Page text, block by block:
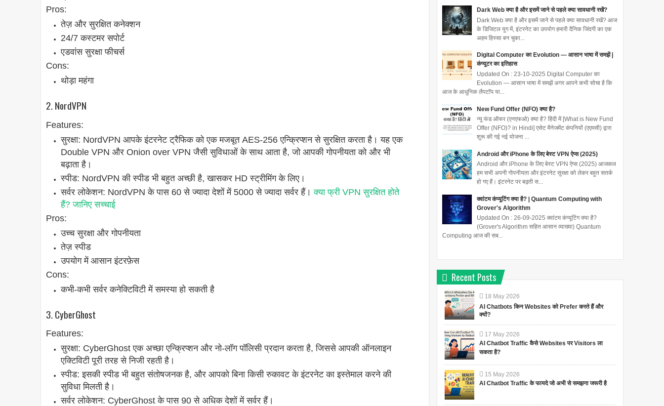
Pros:
तेज़ और सुरक्षित कनेक्शन
24/7 कस्टमर सपोर्ट
एडवांस सुरक्षा फीचर्स
Cons:
थोड़ा महंगा
2. NordVPN
Features:
सुरक्षा: NordVPN आपके इंटरनेट ट्रैफिक को एक मजबूत AES-256 एन्क्रिप्शन से सुरक्षित करता है। यह एक
Double VPN और Onion over VPN जैसी सुविधाओं के साथ आता है, जो आपकी गोपनीयता को और भी
बढ़ाता है।
स्पीड: NordVPN की स्पीड भी बहुत अच्छी है, खासकर HD स्ट्रीमिंग के लिए।
सर्वर लोकेशन: NordVPN के पास 60 से ज्यादा देशों में 5000 से ज्यादा सर्वर हैं।क्या फ्री VPN सुरक्षित होते
हैं? जानिए सच्चाई
Pros:
उच्च सुरक्षा और गोपनीयता
तेज़ स्पीड
उपयोग में आसान इंटरफ़ेस
Cons:
कभी-कभी सर्वर कनेक्टिविटी में समस्या हो सकती है
3. CyberGhost
Features:
सुरक्षा: CyberGhost एक अच्छा एन्क्रिप्शन और नो-लॉग पॉलिसी प्रदान करता है, जिससे आपकी ऑनलाइन
एक्टिविटी पूरी तरह से निजी रहती है।
स्पीड: इसकी स्पीड भी बहुत संतोषजनक है, और आपको बिना किसी रुकावट के इंटरनेट का इस्तेमाल करने की
सुविधा मिलती है।
सर्वर लोकेशन: CyberGhost के पास 90 से अधिक देशों में सर्वर हैं।
Dark Web क्या है और इसमें जाने से पहले क्या सावधानी रखें?
Dark Web क्या है और इसमें जाने से पहले क्या सावधानी रखें? आज
के डिजिटल युग में, इंटरनेट का उपयोग हमारी दैनिक जिंदगी का एक
अहम हिस्सा बन चुका...
Digital Computer का Evolution — आसान भाषा में समझें |
कंप्यूटर का इतिहास
Updated On : 23-10-2025 Digital Computer का
Evolution — आसान भाषा में समझें अगर आपने कभी सोचा है कि
आज के आधुनिक लैपटॉप या...
New Fund Offer (NFO) क्या है?
न्यू फंड ऑफर (एनएफओ) क्या है? हिंदी में [What is New Fund
Offer (NFO)? in Hindi] एसेट मैनेजमेंट कंपनियों (एएमसी) द्वारा
शुरू की गई नई योजना ...
Android और iPhone के लिए बेस्ट VPN ऐप्स (2025)
Android और iPhone के लिए बेस्ट VPN ऐप्स (2025) आजकल
हम सभी अपनी गोपनीयता और इंटरनेट सुरक्षा को लेकर बहुत सतर्क
हो गए हैं। इंटरनेट पर बढ़ती स...
क्वांटम कंप्यूटिंग क्या है? | Quantum Computing with
Grover's Algorithm
Updated On : 26-09-2025 क्वांटम कंप्यूटिंग क्या है?
(Grover's Algorithm सहित आसान व्याख्या) Quantum
Computing आज की सब...
Recent Posts
18 May 2026
AI Chatbots किन Websites को Prefer करते हैं और
क्यों?
17 May 2026
AI Chatbot Traffic कैसे Websites पर Visitors ला
सकता है?
15 May 2026
AI Chatbot Traffic के फायदे जो अभी से समझना जरूरी है